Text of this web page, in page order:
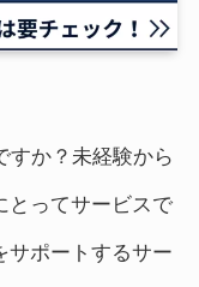
すか？未経験から
とってサービスで
サポートするサー